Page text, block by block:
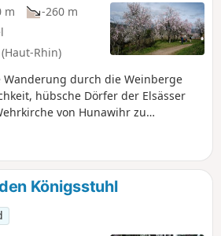
m
-260 m
Rhin)
Wanderung durch die Weinberge
hübsche Dörfer der Elsässer
von Hunawihr zu
blühenden Mandelbäume
genießt man die schönen Farben
Königsstuhl